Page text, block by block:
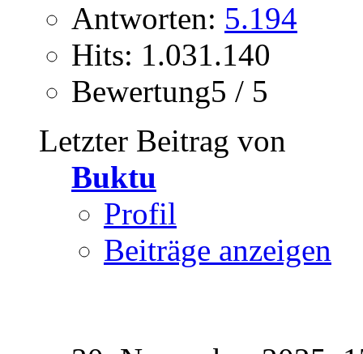
Antworten: 5.194
Hits: 1.031.140
Bewertung5 / 5
Letzter Beitrag von
Buktu
Profil
Beiträge anzeigen